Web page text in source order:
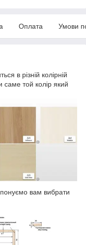
Оплата Умови
в різній колірній
саме той колір який
вам вибрати